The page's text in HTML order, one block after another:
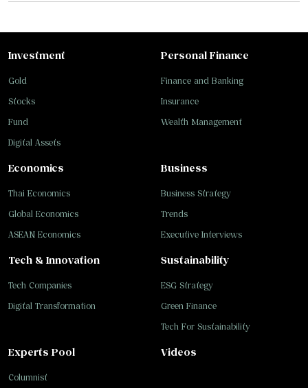
Investment
Gold
Stocks
Fund
Digital Assets
Personal Finance
Finance and Banking
Insurance
Wealth Management
Business
Business Strategy
Trends
Executive Interviews
Tech & Innovation
Tech Companies
Digital Transformation
Sustainability
ESG Strategy
Green Finance
Tech For Sustainability
Economics
Thai Economics
Global Economics
ASEAN Economics
Experts Pool
Columnist
Videos